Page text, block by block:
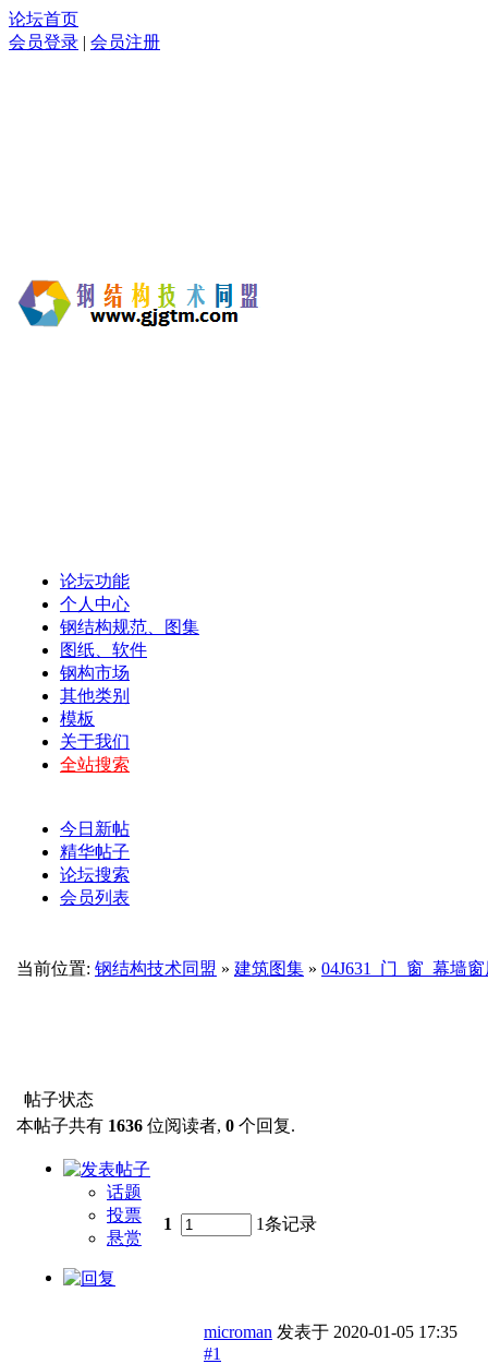
论坛首页
会员登录 | 会员注册
论坛功能
个人中心
钢结构规范、图集
图纸、软件
钢构市场
其他类别
模板
关于我们
全站搜索
今日新帖
精华帖子
论坛搜索
会员列表
当前位置: 钢结构技术同盟 » 建筑图集 » 04J631_门_窗_幕墙
帖子状态
本帖子共有 1636 位阅读者, 0 个回复.
话题
投票
悬赏
1 1条记录
microman 发表于 2020-01-05 17:35
#1